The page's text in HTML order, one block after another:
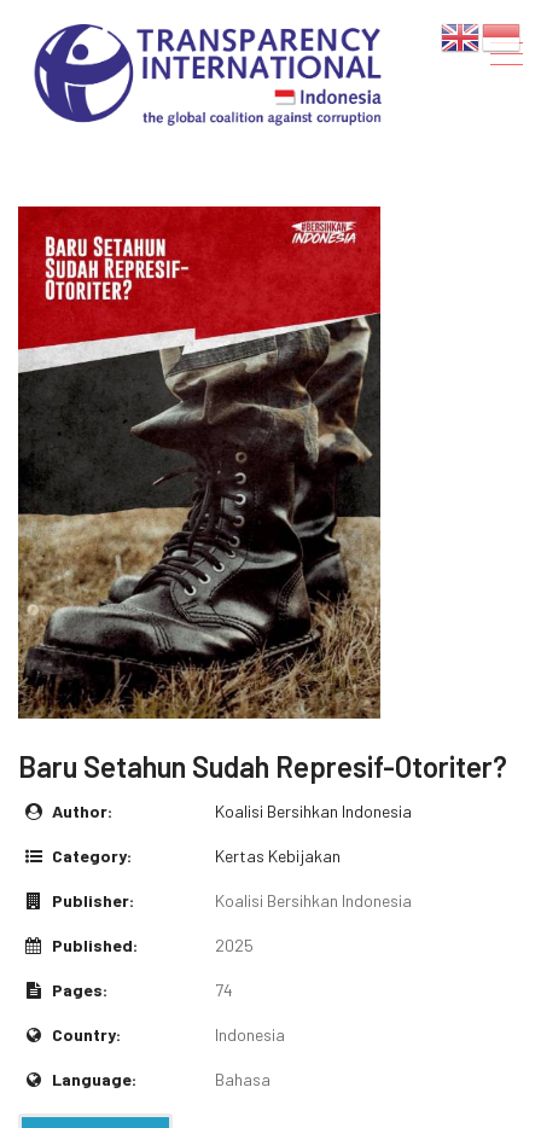
Baru Setahun Sudah Represif-Otoriter?
Author: Koalisi Bersihkan Indonesia
Category: Kertas Kebijakan
Publisher: Koalisi Bersihkan Indonesia
Published: 2025
Pages: 74
Country: Indonesia
Language: Bahasa